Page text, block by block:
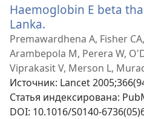
Haemoglobin E beta
Lanka.
в
новом
окне)
Premawardhena A, Fisher
Arambepola M, Perera W,
Viprakasit V, Merson L,
Источник‎: Lancet
Статья индексирована‎:
DOI‎: 10.1016/S0140-